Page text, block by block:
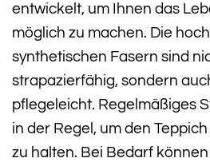
entwickelt, um Ihnen das
möglich zu machen. Die
synthetischen Fasern sind
strapazierfähig, sondern
pflegeleicht. Regelmäßiges
in der Regel, um den
zu halten. Bei Bedarf